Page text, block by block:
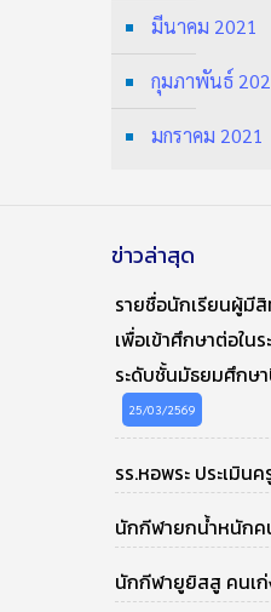
มีนาคม 2021
กุมภาพันธ์
มกราคม 2021
ข่าวล่าสุด
รายชื่อนักเรียนผู้มี
เพื่อเข้าศึกษาต่อใน
ระดับชั้นมัธยมศึกษ
25/03/2569
รร.หอพระ ประเมิน
นักกีฬายกน้ำหนักค
นักกีฬายูยิสสู คนเก่